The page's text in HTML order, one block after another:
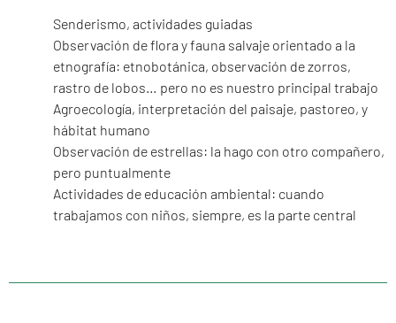
Senderismo, actividades guiadas
Observación de flora y fauna salvaje orientado a la
etnografía: etnobotánica, observación de zorros,
rastro de lobos… pero no es nuestro principal trabajo
Agroecología, interpretación del paisaje, pastoreo, y
hábitat humano
Observación de estrellas: la hago con otro compañero,
pero puntualmente
Actividades de educación ambiental: cuando
trabajamos con niños, siempre, es la parte central